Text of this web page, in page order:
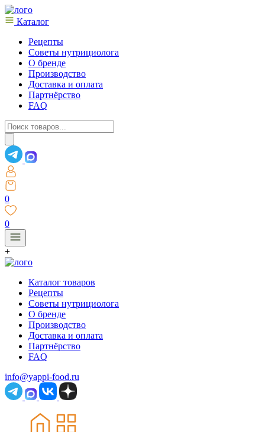
Каталог
Рецепты
Советы нутрициолога
О бренде
Производство
Доставка и оплата
Партнёрство
FAQ
Поиск
товаров
0
0
+
Каталог товаров
Рецепты
Советы нутрициолога
О бренде
Производство
Доставка и оплата
Партнёрство
FAQ
info@yappi-food.ru